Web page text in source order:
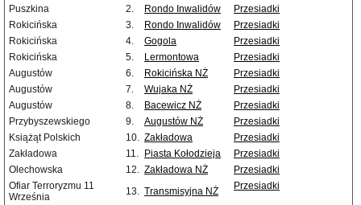
Puszkina
2. Rondo Inwalidów
Przesiadki
Rokicińska
3. Rondo Inwalidów
Przesiadki
Rokicińska
4. Gogola
Przesiadki
Rokicińska
5. Lermontowa
Przesiadki
Augustów
6. Rokicińska NŻ
Przesiadki
Augustów
7. Wujaka NŻ
Przesiadki
Augustów
8. Bacewicz NŻ
Przesiadki
Przybyszewskiego
9. Augustów NŻ
Przesiadki
Książąt Polskich
10. Zakładowa
Przesiadki
Zakładowa
11. Piasta Kołodzieja
Przesiadki
Olechowska
12. Zakładowa NŻ
Przesiadki
Ofiar Terroryzmu 11
Września
13. Transmisyjna NŻ Przesiadki